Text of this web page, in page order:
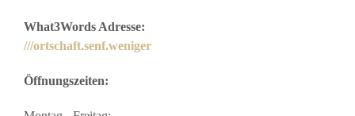
What3Words Adresse:
///ortschaft.senf.weniger
Öffnungszeiten: